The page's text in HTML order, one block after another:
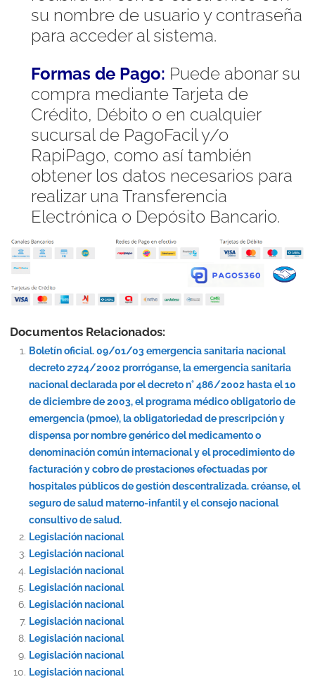
su nombre de usuario y contraseña
para acceder al sistema.
Formas de Pago: Puede abonar su
compra mediante Tarjeta de
Crédito, Débito o en cualquier
sucursal de PagoFacil y/o
RapiPago, como así también
obtener los datos necesarios para
realizar una Transferencia
Electrónica o Depósito Bancario.
Documentos Relacionados:
Boletín oficial. 09/01/03 emergencia sanitaria nacional
decreto 2724/2002 prorróganse, la emergencia sanitaria
nacional declarada por el decreto n° 486/2002 hasta el 10
de diciembre de 2003, el programa médico obligatorio de
emergencia (pmoe), la obligatoriedad de prescripción y
dispensa por nombre genérico del medicamento o
denominación común internacional y el procedimiento de
facturación y cobro de prestaciones efectuadas por
hospitales públicos de gestión descentralizada. créanse, el
seguro de salud materno-infantil y el consejo nacional
consultivo de salud.
Legislación nacional
Legislación nacional
Legislación nacional
Legislación nacional
Legislación nacional
Legislación nacional
Legislación nacional
Legislación nacional
Legislación nacional